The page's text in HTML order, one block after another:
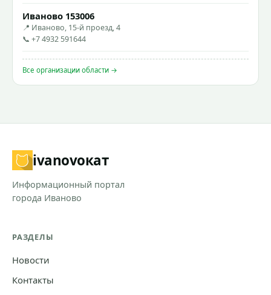
Иваново 153006
📍 Иваново, 15-й проезд, 4
📞 +7 4932 591644
Все организации области →
ivanovoкат
Информационный портал
города Иваново
РАЗДЕЛЫ
Новости
Контакты